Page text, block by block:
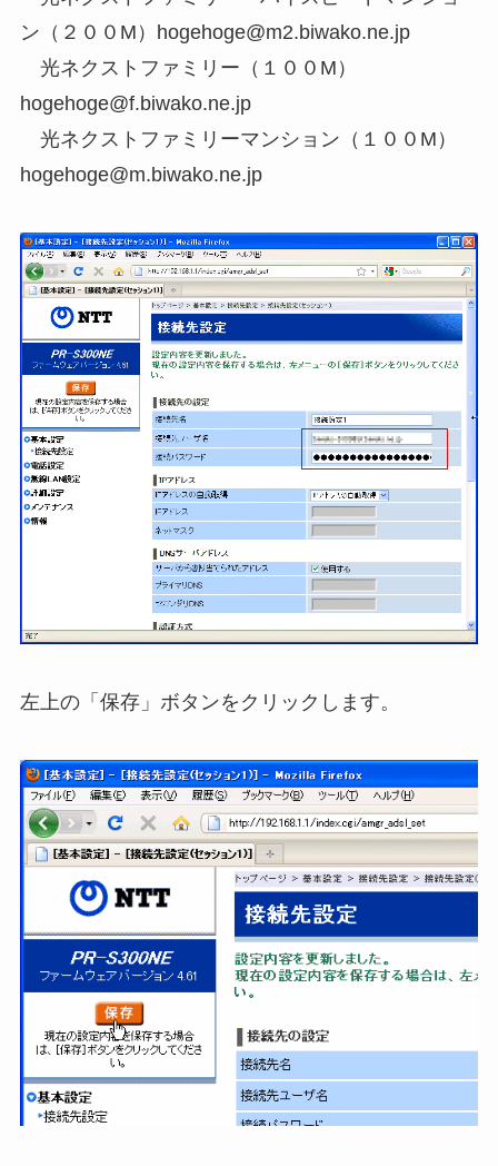
ン（２００M）hogehoge@m2.biwako.ne.jp
光ネクストファミリー（１００M）
hogehoge@f.biwako.ne.jp
光ネクストファミリーマンション（１００M）
hogehoge@m.biwako.ne.jp
左上の「保存」ボタンをクリックします。